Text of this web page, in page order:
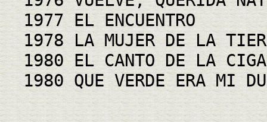
1977 EL ENCUENTRO
1978 LA MUJER DE LA
1980 EL CANTO DE LA
1980 QUE VERDE ERA MI